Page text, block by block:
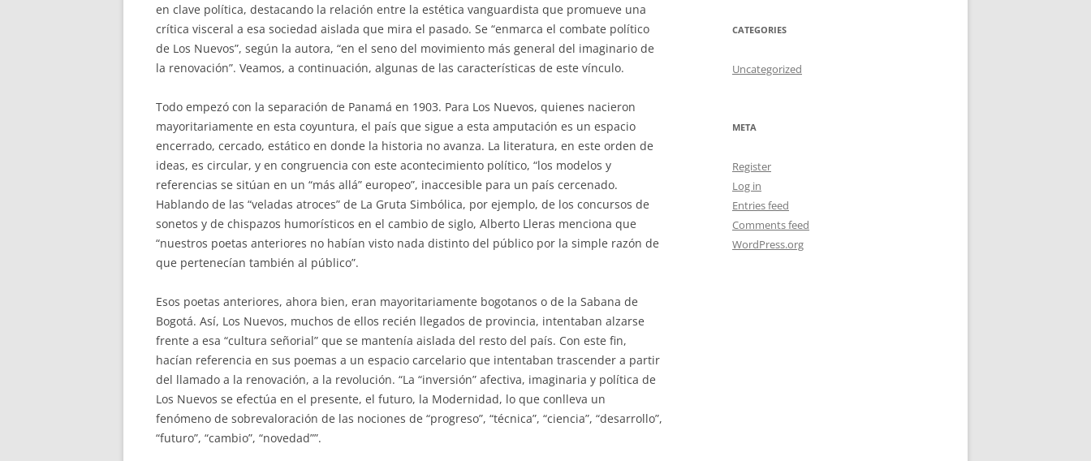
en clave política, destacando la relación entre la estética vanguardista que promueve una
crítica visceral a esa sociedad aislada que mira el pasado. Se “enmarca el combate político
de Los Nuevos”, según la autora, “en el seno del movimiento más general del imaginario de
la renovación”. Veamos, a continuación, algunas de las características de este vínculo.
Todo empezó con la separación de Panamá en 1903. Para Los Nuevos, quienes nacieron
mayoritariamente en esta coyuntura, el país que sigue a esta amputación es un espacio
encerrado, cercado, estático en donde la historia no avanza. La literatura, en este orden de
ideas, es circular, y en congruencia con este acontecimiento político, “los modelos y
referencias se sitúan en un “más allá” europeo”, inaccesible para un país cercenado.
Hablando de las “veladas atroces” de La Gruta Simbólica, por ejemplo, de los concursos de
sonetos y de chispazos humorísticos en el cambio de siglo, Alberto Lleras menciona que
“nuestros poetas anteriores no habían visto nada distinto del público por la simple razón de
que pertenecían también al público”.
Esos poetas anteriores, ahora bien, eran mayoritariamente bogotanos o de la Sabana de
Bogotá. Así, Los Nuevos, muchos de ellos recién llegados de provincia, intentaban alzarse
frente a esa “cultura señorial” que se mantenía aislada del resto del país. Con este fin,
hacían referencia en sus poemas a un espacio carcelario que intentaban trascender a partir
del llamado a la renovación, a la revolución. “La “inversión” afectiva, imaginaria y política de
Los Nuevos se efectúa en el presente, el futuro, la Modernidad, lo que conlleva un
fenómeno de sobrevaloración de las nociones de “progreso”, “técnica”, “ciencia”, “desarrollo”,
“futuro”, “cambio”, “novedad””.
CATEGORIES
Uncategorized
META
Register
Log in
Entries feed
Comments feed
WordPress.org